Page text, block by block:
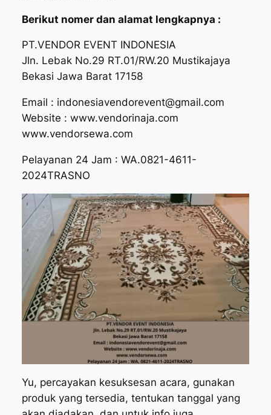
Berikut nomer dan alamat lengkapnya :
PT.VENDOR EVENT INDONESIA
Jln. Lebak No.29 RT.01/RW.20 Mustikajaya
Bekasi Jawa Barat 17158
Email : indonesiavendorevent@gmail.com
Website : www.vendorinaja.com
www.vendorsewa.com
Pelayanan 24 Jam : WA.0821-4611-
2024TRASNO
Yu, percayakan kesuksesan acara, gunakan
produk yang tersedia, tentukan tanggal yang